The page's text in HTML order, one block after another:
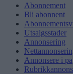
Abonnement
Bli abonnent
Utsalgsstader
Annonsering
Annonsere i